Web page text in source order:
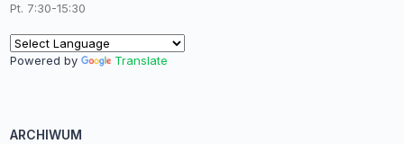
Pt. 7:30-15:30
Powered by Translate
ARCHIWUM